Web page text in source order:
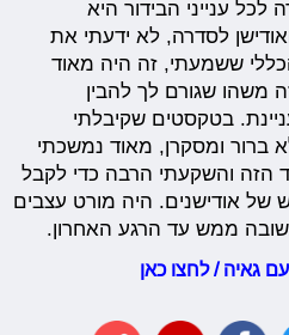
ענייני הבידור היא
לסדרה, לא ידעתי את
ששמעתי, זה היה מאוד
משהו שגורם לך להבין
בטקסטים שקיבלתי
ברור ומסקרן, מאוד נמשכתי
הזה והשקעתי הרבה כדי לקבל
של אודישנים. היה מורט עצבים
ממש עד הרגע האחרון.
גאיה / לחצו כאן